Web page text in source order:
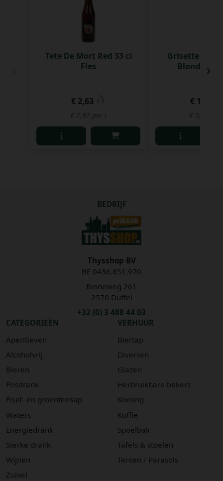
Tete De Mort Red 33 cl
Fles
€ 2,63
€ 7,97 per l
Grisette
Blond 25 cl
€ 1,40
€ 5,60
›
BEDRIJF
Thysshop BV
BE 0436.851.970
Binneweg 261
2570 Duffel
+32 (0) 3 488 44 03
CATEGORIEËN
Aperitieven
Alcoholvrij
Bieren
Frisdrank
Fruit- en groentensap
Waters
Energiedrank
Sterke drank
Wijnen
Zuivel
VERHUUR
Biertap
Diversen
Glazen
Herbruikbare bekers
Koeling
Koffie
Spoelbak
Tafels & stoelen
Tenten / Parasols